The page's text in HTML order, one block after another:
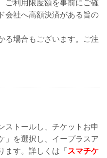
ご利用限度額を事前にご確
会社へ高額決済がある旨の
る場合もございます。ご注
ストールし、チケットお申
」を選択し、イープラスア
ます。詳しくは「 スマチケ